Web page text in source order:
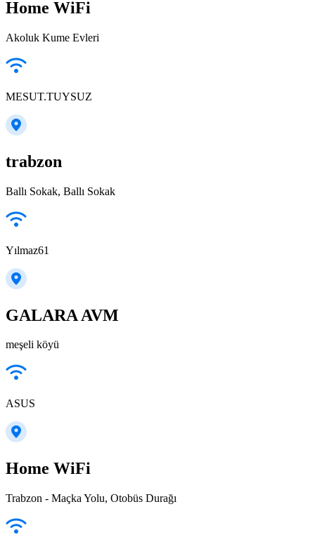
Home WiFi
Akoluk Kume Evleri
MESUT.TUYSUZ
trabzon
Ballı Sokak, Ballı Sokak
Yılmaz61
GALARA AVM
meşeli köyü
ASUS
Home WiFi
Trabzon - Maçka Yolu, Otobüs Durağı